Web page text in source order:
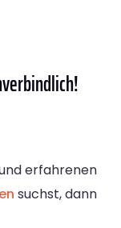
erfahrenen
suchst, dann